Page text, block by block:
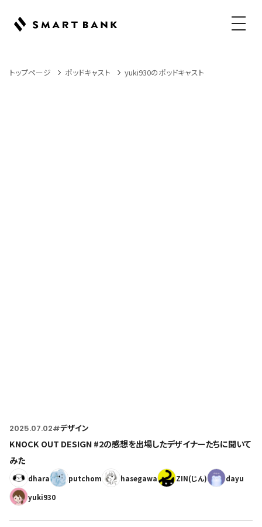
メニュ
トップページ ポッドキャスト yuki930のポッドキャスト
2025.07.02#デザイン
KNOCK OUT DESIGN #2の感想を出場したデザイナーたちに聞いて
みた
dhara putchom hasegawa ZIN(じん)
dayu
yuki930